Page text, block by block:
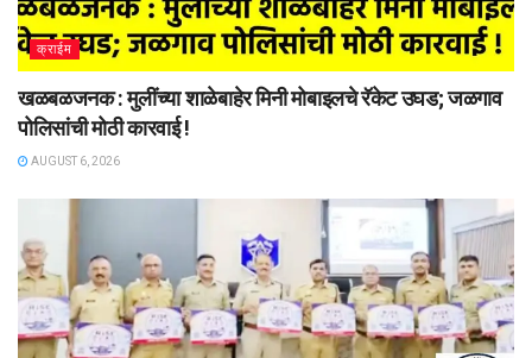
क्राईम
खळबळजनक : मुलींच्या शाळेबाहेर मिनी मोबाइलचे रॅकेट उघड; जळगाव
पोलिसांची मोठी कारवाई !
AUGUST 6, 2026